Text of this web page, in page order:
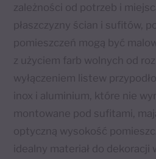
zależności od potrzeb i
płaszczyzny ścian i sufitów,
pomieszczeń mogą być
z użyciem farb wolnych od
wyłączeniem listew
inox i aluminium, które nie
montowane pod sufitami,
optyczną wysokość
idealny materiał do dekoracji